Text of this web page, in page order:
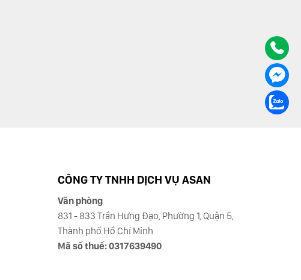
CÔNG TY TNHH DỊCH VỤ ASAN
Văn phòng
831 - 833 Trần Hưng Đạo, Phường 1, Quận 5,
Thành phố Hồ Chí Minh
Mã số thuế: 0317639490